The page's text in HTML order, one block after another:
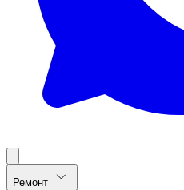
Ремонт